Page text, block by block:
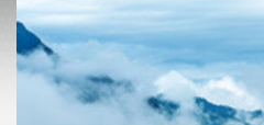
เพล
ย์
ลิ